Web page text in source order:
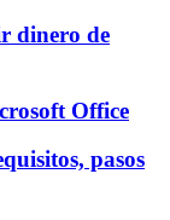
dinero de
Office
pasos